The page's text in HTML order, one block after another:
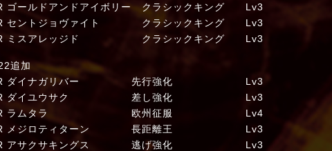
ゴールドアンドアイボリー クラシックキング Lv3
セントジョヴァイト クラシックキング Lv3
ミスアレッジド クラシックキング Lv3
追加
ダイナガリバー 先行強化 Lv3
ダイユウサク 差し強化 Lv3
ラムタラ 欧州征服 Lv4
メジロティターン 長距離王 Lv3
アサクサキングス 逃げ強化 Lv3